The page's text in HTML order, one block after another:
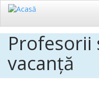
Sari
conținutul
principal
Profesorii
vacanță